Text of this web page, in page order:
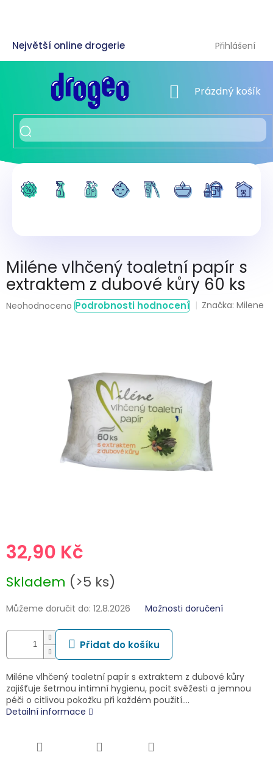
Přihlášení
NÁKUPNÍ KOŠÍK
Prázdný košík
Miléne vlhčený toaletní papír s
extraktem z dubové kůry 60 ks
Průměrné
Neohodnoceno Podrobnosti hodnocení Značka:Milene
32,90 Kč
cena:
Skladem (>5 ks)
Můžeme doručit do: 12.8.2026 Možnosti doručení
Přidat do košíku
Miléne vlhčený toaletní papír s extraktem z dubové kůry
zajišťuje šetrnou intimní hygienu, pocit svěžesti a jemnou
péči o citlivou pokožku při každém použití.…
Detailní informace